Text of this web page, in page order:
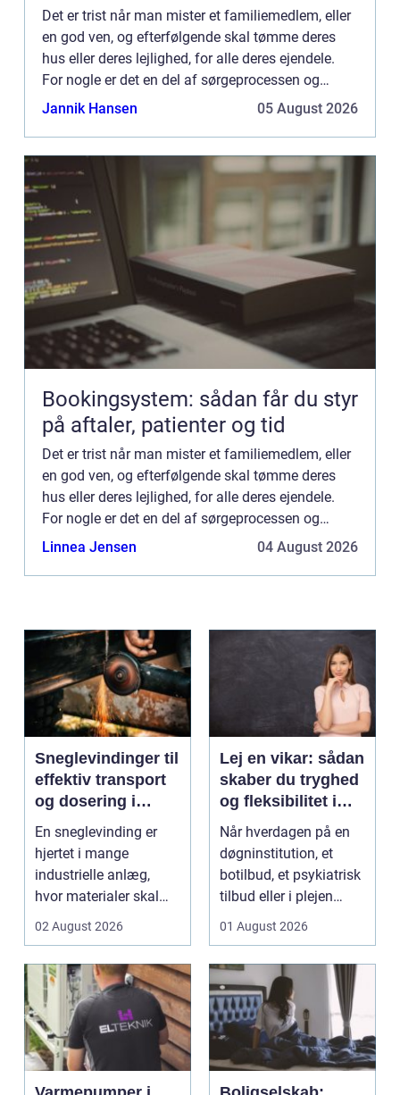
Det er trist når man mister et familiemedlem, eller
en god ven, og efterfølgende skal tømme deres
hus eller deres lejlighed, for alle deres ejendele.
For nogle er det en del af sørgeprocessen og
noget kan hjælpe med at få en god afslutning. For
Jannik Hansen 05 August 2026
Bookingsystem: sådan får du styr
på aftaler, patienter og tid
Det er trist når man mister et familiemedlem, eller
en god ven, og efterfølgende skal tømme deres
hus eller deres lejlighed, for alle deres ejendele.
For nogle er det en del af sørgeprocessen og
noget kan hjælpe med at få en god afslutning. For
Linnea Jensen 04 August 2026
Sneglevindinger til
effektiv transport
og dosering i
industrien
En sneglevinding er
hjertet i mange
industrielle anlæg,
hvor materialer skal
02 August 2026
Lej en vikar: sådan
skaber du tryghed
og fleksibilitet i
hverdagen
Når hverdagen på en
døgninstitution, et
botilbud, et psykiatrisk
tilbud eller i plejen
01 August 2026